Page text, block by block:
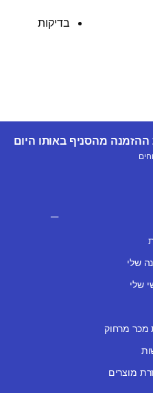
בדיקות
ההזמנה מהסניף באותו היום
שלי
שלי
מכר מרחוק
מוצרים